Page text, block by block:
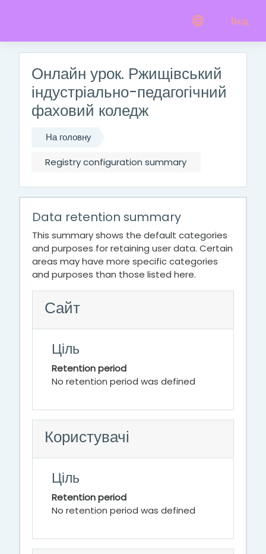
Вхід
Онлайн урок. Ржищівський
індустріально-педагогічний
фаховий коледж
На головну
Registry configuration summary
Data retention summary
This summary shows the default categories
and purposes for retaining user data. Certain
areas may have more specific categories
and purposes than those listed here.
Сайт
Ціль
Retention period
No retention period was defined
Користувачі
Ціль
Retention period
No retention period was defined